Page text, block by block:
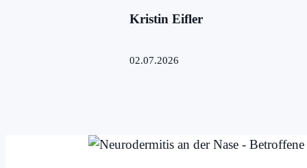
Kristin Eifler
02.07.2026